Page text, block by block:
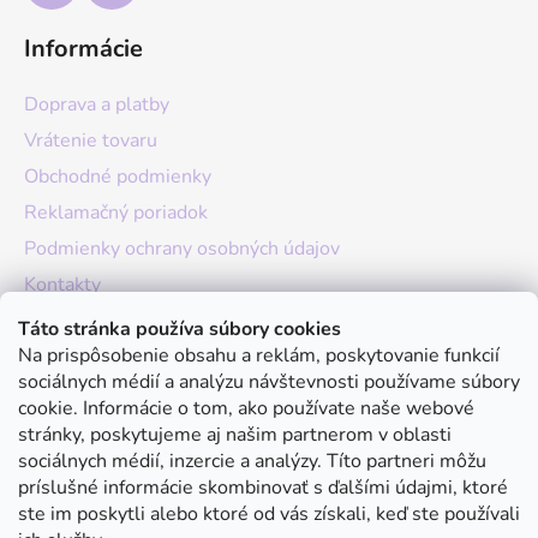
Táto stránka používa súbory cookies
Na prispôsobenie obsahu a reklám, poskytovanie funkcií
sociálnych médií a analýzu návštevnosti používame súbory
cookie. Informácie o tom, ako používate naše webové
stránky, poskytujeme aj našim partnerom v oblasti
sociálnych médií, inzercie a analýzy. Títo partneri môžu
príslušné informácie skombinovať s ďalšími údajmi, ktoré
ste im poskytli alebo ktoré od vás získali, keď ste používali
Informácie
Doprava a platby
Vrátenie tovaru
Obchodné podmienky
Reklamačný poriadok
Podmienky ochrany osobných údajov
Kontakty
O nás
Hodnotenie obchodu
Moja objednávka
Instagram